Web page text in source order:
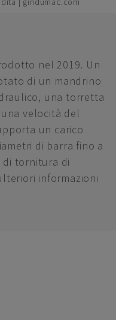
nel 2019. Un
di un mandrino
una torretta
velocità del
un carico
di barra fino a
di tornitura di
informazioni